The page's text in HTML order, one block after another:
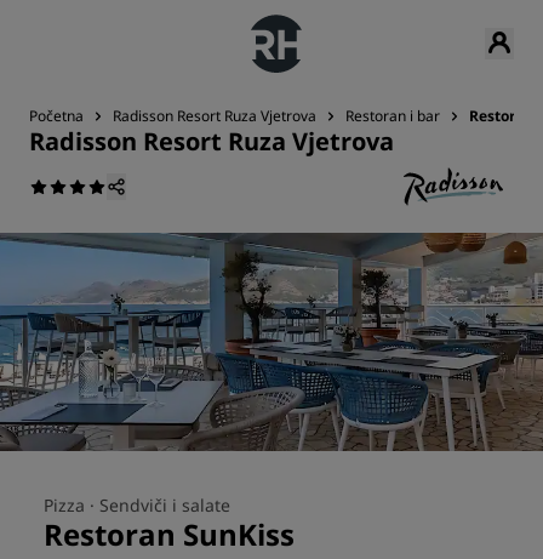
Početna Radisson Resort Ruza Vjetrova Restoran i bar Restoran
Radisson Resort Ruza Vjetrova
Pizza · Sendviči i salate
Restoran SunKiss